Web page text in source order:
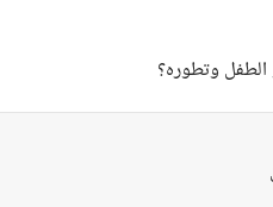
وتطوره؟